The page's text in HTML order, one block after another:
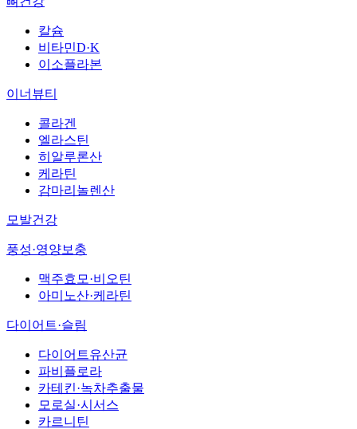
칼슘
비타민D·K
이소플라본
이너뷰티
콜라겐
엘라스틴
히알루론산
케라틴
감마리놀렌산
모발건강
풍성·영양보충
맥주효모·비오틴
아미노산·케라틴
다이어트·슬림
다이어트유산균
파비플로라
카테킨·녹차추출물
모로실·시서스
카르니틴